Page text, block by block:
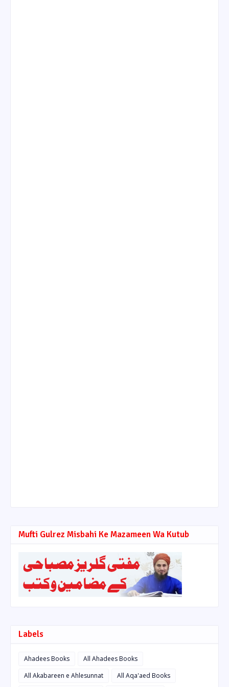
Mufti Gulrez Misbahi Ke Mazameen Wa Kutub
Labels
Ahadees Books
All Ahadees Books
All Akabareen e Ahlesunnat
All Aqa'aed Books